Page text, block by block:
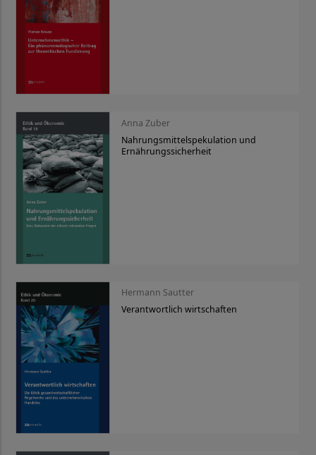
Anna Zuber
Nahrungsmittelspekulation und
Ernährungssicherheit
Hermann Sautter
Verantwortlich wirtschaften